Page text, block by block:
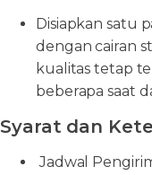
Disiapkan satu
dengan cairan
kualitas tetap
beberapa saat
Syarat dan
Jadwal